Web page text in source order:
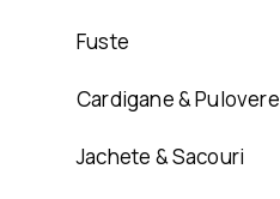
Fuste
Cardigane & Pulovere
Jachete & Sacouri